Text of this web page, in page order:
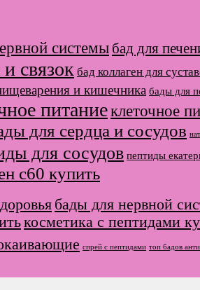
системы бад для
связок бад коллаген для
и кишечника бады для
питаниеклеточное
для сердца и сосудов
для сосудов пептиды
с60 купить
бады для нервной
косметика с пептидами
спрей с пептидами топ бадов